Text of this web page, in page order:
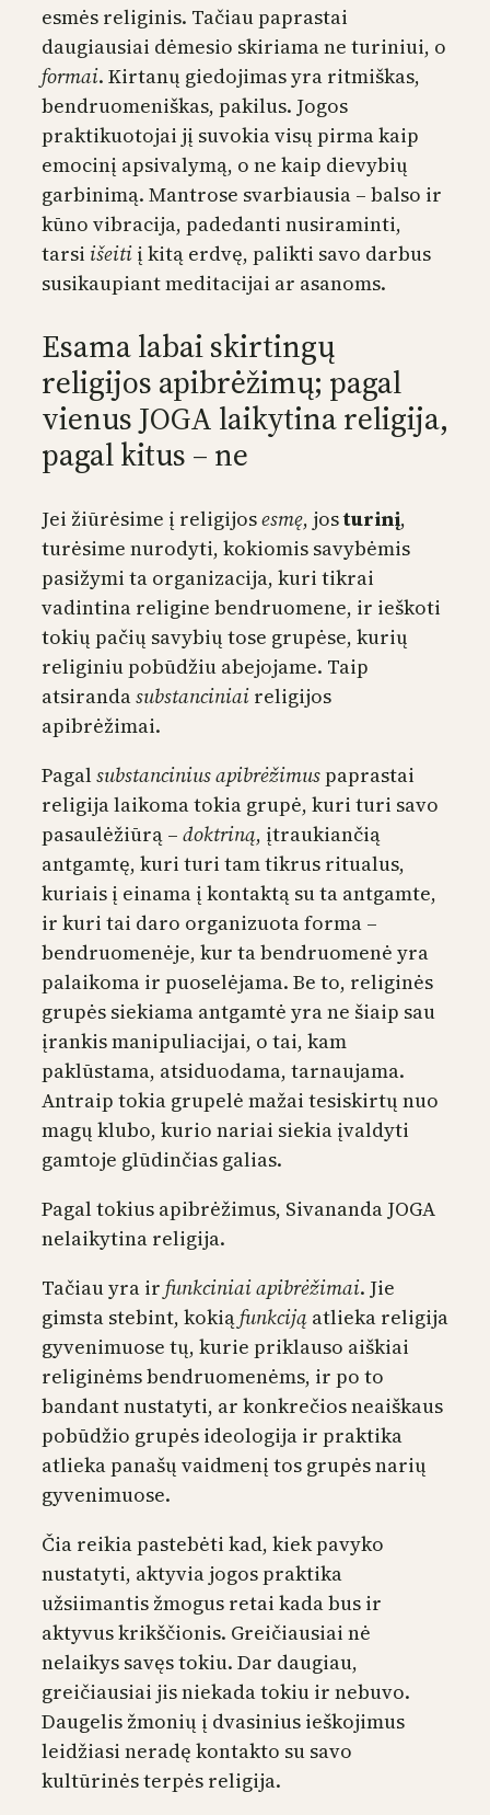
esmės religinis. Tačiau paprastai
daugiausiai dėmesio skiriama ne turiniui, o
formai. Kirtanų giedojimas yra ritmiškas,
bendruomeniškas, pakilus. Jogos
praktikuotojai jį suvokia visų pirma kaip
emocinį apsivalymą, o ne kaip dievybių
garbinimą. Mantrose svarbiausia – balso ir
kūno vibracija, padedanti nusiraminti,
tarsi išeiti į kitą erdvę, palikti savo darbus
susikaupiant meditacijai ar asanoms.
Esama labai skirtingų
religijos apibrėžimų; pagal
vienus JOGA laikytina religija,
pagal kitus – ne
Jei žiūrėsime į religijosesmę, josturinį,
turėsime nurodyti, kokiomis savybėmis
pasižymi ta organizacija, kuri tikrai
vadintina religine bendruomene, ir ieškoti
tokių pačių savybių tose grupėse, kurių
religiniu pobūdžiu abejojame. Taip
atsirandasubstanciniai religijos
apibrėžimai.
Pagalsubstancinius apibrėžimus paprastai
religija laikoma tokia grupė, kuri turi savo
pasaulėžiūrą – doktriną, įtraukiančią
antgamtę, kuri turi tam tikrus ritualus,
kuriais į einama į kontaktą su ta antgamte,
ir kuri tai daro organizuota forma –
bendruomenėje, kur ta bendruomenė yra
palaikoma ir puoselėjama. Be to, religinės
grupės siekiama antgamtė yra ne šiaip sau
įrankis manipuliacijai, o tai, kam
paklūstama, atsiduodama, tarnaujama.
Antraip tokia grupelė mažai tesiskirtų nuo
magų klubo, kurio nariai siekia įvaldyti
gamtoje glūdinčias galias.
Pagal tokius apibrėžimus, Sivananda JOGA
nelaikytina religija.
Tačiau yra ir funkciniai apibrėžimai. Jie
gimsta stebint, kokiąfunkciją atlieka religija
gyvenimuose tų, kurie priklauso aiškiai
religinėms bendruomenėms, ir po to
bandant nustatyti, ar konkrečios neaiškaus
pobūdžio grupės ideologija ir praktika
atlieka panašų vaidmenį tos grupės narių
gyvenimuose.
Čia reikia pastebėti kad, kiek pavyko
nustatyti, aktyvia jogos praktika
užsiimantis žmogus retai kada bus ir
aktyvus krikščionis. Greičiausiai nė
nelaikys savęs tokiu. Dar daugiau,
greičiausiai jis niekada tokiu ir nebuvo.
Daugelis žmonių į dvasinius ieškojimus
leidžiasi neradę kontakto su savo
kultūrinės terpės religija.